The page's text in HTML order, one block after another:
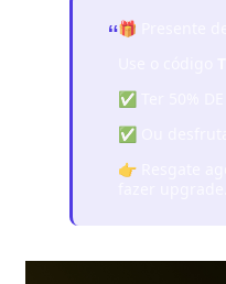
“🎁 Presente
✅ Ter 50%
✅ Ou
👉 Resgate